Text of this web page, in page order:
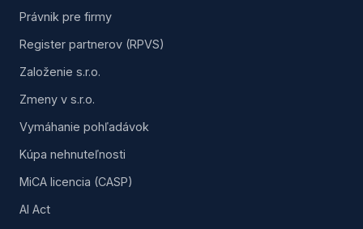
Právnik pre firmy
Register partnerov (RPVS)
Založenie s.r.o.
Zmeny v s.r.o.
Vymáhanie pohľadávok
Kúpa nehnuteľnosti
MiCA licencia (CASP)
AI Act